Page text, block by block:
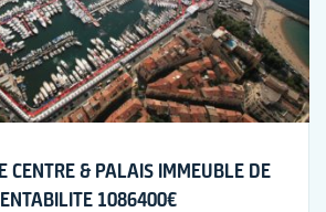
CENTRE & PALAIS IMMEUBLE DE
1086400€